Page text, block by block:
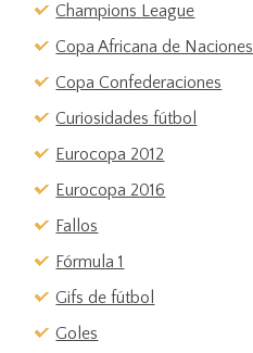
Champions League
Copa Africana de Naciones
Copa Confederaciones
Curiosidades fútbol
Eurocopa 2012
Eurocopa 2016
Fallos
Fórmula 1
Gifs de fútbol
Goles